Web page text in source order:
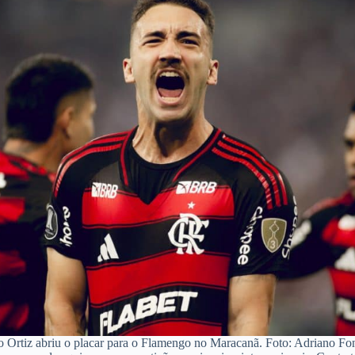
Ortiz abriu o placar para o Flamengo no Maracanã. Foto: Adriano